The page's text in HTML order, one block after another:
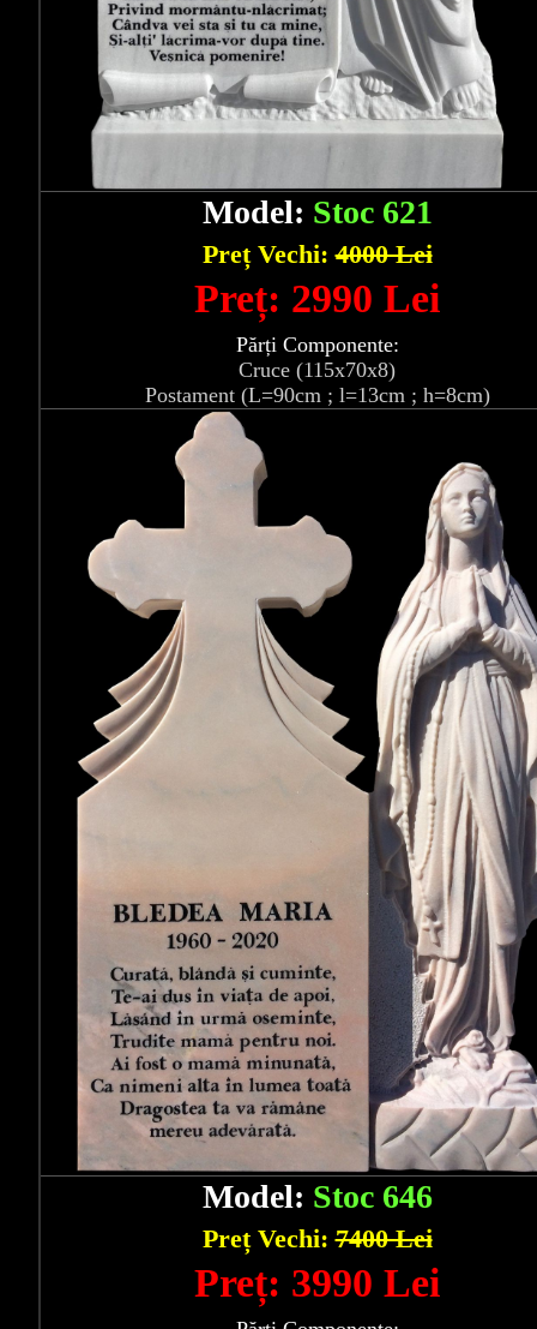
Model: Stoc 621
Preț Vechi:4000 Lei
Preț: 2990 Lei
Părți Componente:
Cruce (115x70x8)
Postament (L=90cm ; l=13cm ; h=8cm)
Model: Stoc 646
Preț Vechi:7400 Lei
Preț: 3990 Lei